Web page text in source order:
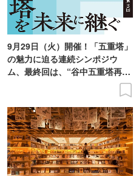
9月29日（火）開催！「五重塔」
の魅力に迫る連続シンポジウ
ム、最終回は、“谷中五重塔再建